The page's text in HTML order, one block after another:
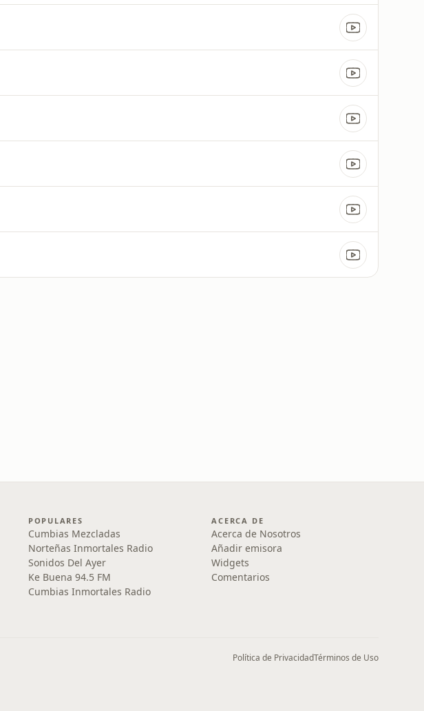
POPULARES
Cumbias Mezcladas
Norteñas Inmortales Radio
Sonidos Del Ayer
Ke Buena 94.5 FM
Cumbias Inmortales Radio
ACERCA DE
Acerca de Nosotros
Añadir emisora
Widgets
Comentarios
Política de PrivacidadTérminos de Uso